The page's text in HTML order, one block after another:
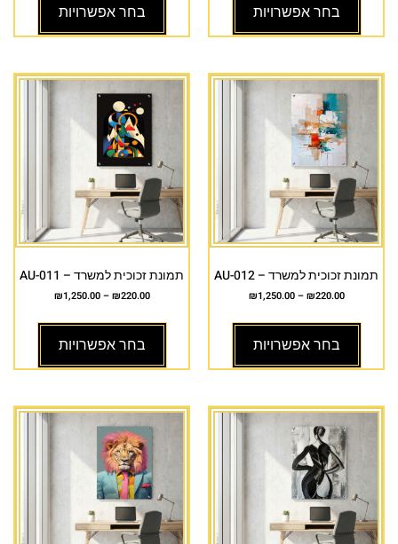
בחר אפשרויות בחר אפשרויות
תמונת זכוכית למשרד – AU-012
₪220.00
–
₪1,250.00
בחר אפשרויות
תמונת זכוכית למשרד – AU-011
₪220.00
–
₪1,250.00
בחר אפשרויות